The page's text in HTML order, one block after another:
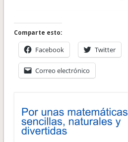
Comparte esto:
Facebook Twitter
Correo electrónico